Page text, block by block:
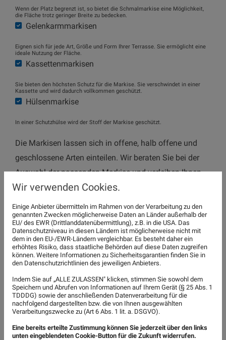
Wenn der Platz begrenzt ist, so bietet die Schmalmarkise eine Möglichkeit,
die Fläche trotz geringer Breite zu bedecken.
Gelenkarmmarkisen
Eignen sich für jede Art, Größe und Form Ihrer Terrasse. Sie ermöglicht eine
ideale Nutzung der Fläche.
Kassettenmarkisen
Sie bieten den höchsten Schutz für die Markise. Sie verschwindet in einer
Kassette und wird dadurch vollkommen geschützt.
Hülsenmarkise
In einer Schutzhülse wird der Stoff der Markise geschützt.
Die Markisen lassen sich in offene, halb offene und
geschlossene Arten einteilen. Wir beraten Sie bei der
Auswahl der passenden Markise und verleihen Ihnen
ein Ort zum Wohlfühlen.
Sie haben Fragen zu den Markisen oder möchten sich
individuell beraten lassen? Dann kontaktieren Sie uns
bitte. Wir finden gemeinsam mit Ihnen die perfekte
Markise für Ihr Zuhause. Wir beraten Sie bei der
Auswahl und führen mit Ihnen ein ausführliches
Beratungsgespräch.
Jetzt Kontakt aufnehmen!
Wir verwenden Cookies.
Einige Anbieter übermitteln im Rahmen von der Verarbeitung zu den
genannten Zwecken möglicherweise Daten an Länder außerhalb der
EU/ des EWR (Drittlanddatenübermittlung), z.B. in die USA. Das
Datenschutzniveau in diesen Ländern ist möglicherweise nicht mit
dem in den EU-/EWR-Ländern vergleichbar. Es besteht daher ein
erhöhtes Risiko, dass staatliche Behörden auf diese Daten zugreifen
können. Weitere Informationen zu Sicherheitsgarantien finden Sie in
den Datenschutzrichtlinien des jeweiligen Anbieters.
Indem Sie auf „ALLE ZULASSEN" klicken, stimmen Sie sowohl dem
Speichern und Abrufen von Informationen auf Ihrem Gerät (§ 25 Abs. 1
TDDDG) sowie der anschließenden Datenverarbeitung für die
nachfolgend dargestellten bzw. die von Ihnen ausgewählten
Verarbeitungszwecke zu (Art 6 Abs. 1 lit. a. DSGVO).
Eine bereits erteilte Zustimmung können Sie jederzeit über den links
unten eingeblendeten Cookie-Button für die Zukunft widerrufen.